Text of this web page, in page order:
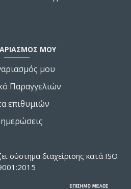
ΜΟΥ
μου
Παραγγελιών
επιθυμιών
σύστημα διαχείρισης κατά ISO